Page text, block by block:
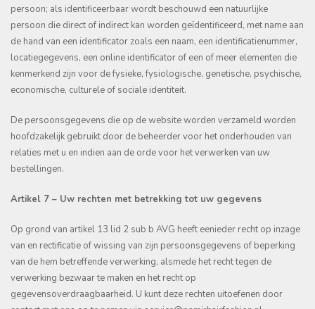
persoon; als identificeerbaar wordt beschouwd een natuurlijke
persoon die direct of indirect kan worden geïdentificeerd, met name aan
de hand van een identificator zoals een naam, een identificatienummer,
locatiegegevens, een online identificator of een of meer elementen die
kenmerkend zijn voor de fysieke, fysiologische, genetische, psychische,
economische, culturele of sociale identiteit.
De persoonsgegevens die op de website worden verzameld worden
hoofdzakelijk gebruikt door de beheerder voor het onderhouden van
relaties met u en indien aan de orde voor het verwerken van uw
bestellingen.
Artikel 7 – Uw rechten met betrekking tot uw gegevens
Op grond van artikel 13 lid 2 sub b AVG heeft eenieder recht op inzage
van en rectificatie of wissing van zijn persoonsgegevens of beperking
van de hem betreffende verwerking, alsmede het recht tegen de
verwerking bezwaar te maken en het recht op
gegevensoverdraagbaarheid. U kunt deze rechten uitoefenen door